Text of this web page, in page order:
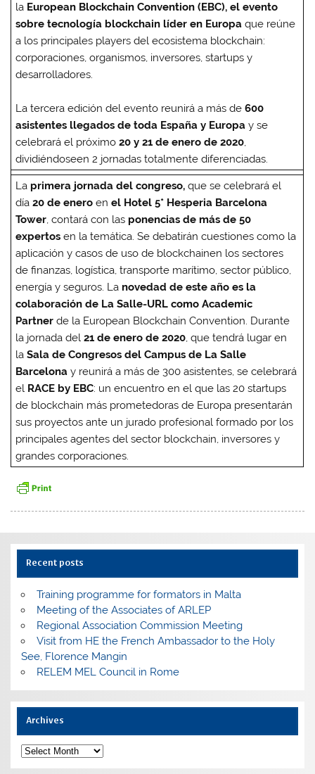
la European Blockchain Convention (EBC), el evento
sobre tecnología blockchain líder en Europa que reúne
a los principales players del ecosistema blockchain:
corporaciones, organismos, inversores, startups y
desarrolladores.
La tercera edición del evento reunirá a más de600
asistentes llegados de toda España y Europa y se
celebrará el próximo20 y 21 de enero de 2020,
dividiéndoseen 2 jornadas totalmente diferenciadas.
La primera jornada del congreso, que se celebrará el
día20 de enero en el Hotel 5* Hesperia Barcelona
Tower, contará con las ponencias de más de 50
expertosen la temática. Se debatirán cuestiones como la
aplicación y casos de uso de blockchainen los sectores
de finanzas, logística, transporte marítimo, sector público,
energía y seguros. La novedad de este año es la
colaboración de La Salle-URL como Academic
Partnerde la European Blockchain Convention. Durante
la jornada del21 de enero de 2020, que tendrá lugar en
laSala de Congresos del Campus de La Salle
Barcelonay reunirá a más de 300 asistentes, se celebrará
el RACE by EBC: un encuentro en el que las 20 startups
de blockchain más prometedoras de Europa presentarán
sus proyectos ante un jurado profesional formado por los
principales agentes del sector blockchain, inversores y
grandes corporaciones.
Recent posts
Training programme for formators in Malta
Meeting of the Associates of ARLEP
Regional Association Commission Meeting
Visit from HE the French Ambassador to the Holy
See, Florence Mangin
RELEM MEL Council in Rome
Archives
Archives